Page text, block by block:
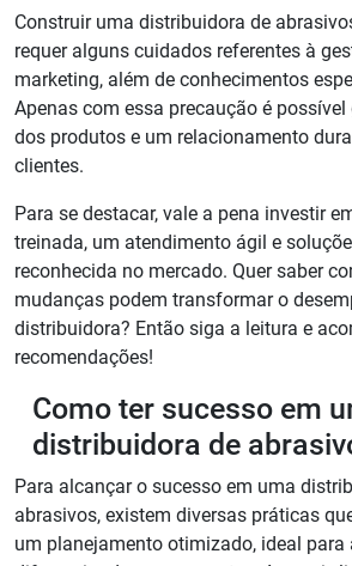
Construir uma distribuidora de
requer alguns cuidados referentes à
marketing, além de conhecimentos
Apenas com essa precaução é
dos produtos e um relacionamento
clientes.
Para se destacar, vale a pena investir
treinada, um atendimento ágil e
reconhecida no mercado. Quer saber
mudanças podem transformar o
distribuidora? Então siga a leitura e
recomendações!
Como ter sucesso em
distribuidora de
Para alcançar o sucesso em uma
abrasivos, existem diversas práticas
um planejamento otimizado, ideal para